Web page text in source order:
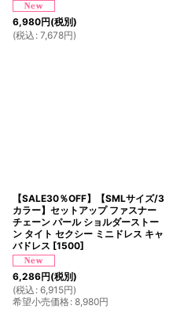
6,980円(税別)
(税込 : 7,678円)
【SALE30％OFF】【SMLサイズ/3
カラー】セットアップ ファスナー
チェーン パール ショルダーストー
ン タイト セクシー ミニドレス キャ
バドレス [1500]
6,286円(税別)
(税込 : 6,915円)
希望小売価格: 8,980円